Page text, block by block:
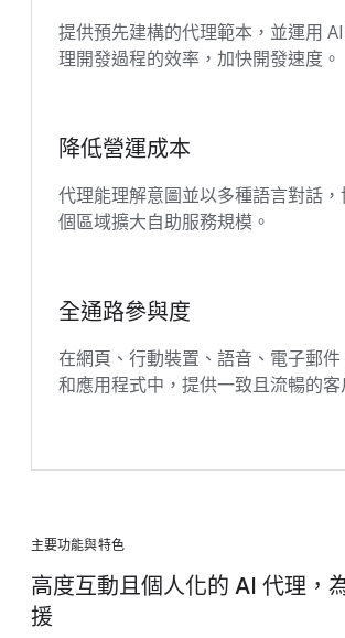
提供預先建構的代理範本，並運用
理開發過程的效率，加快開發速度。
降低營運成本
代理能理解意圖並以多種語言對話
個區域擴大自助服務規模。
全通路參與度
在網頁、行動裝置、語音、電子郵
和應用程式中，提供一致且流暢的客
主要功能與特色
高度互動且個人化的 AI 代理，
援